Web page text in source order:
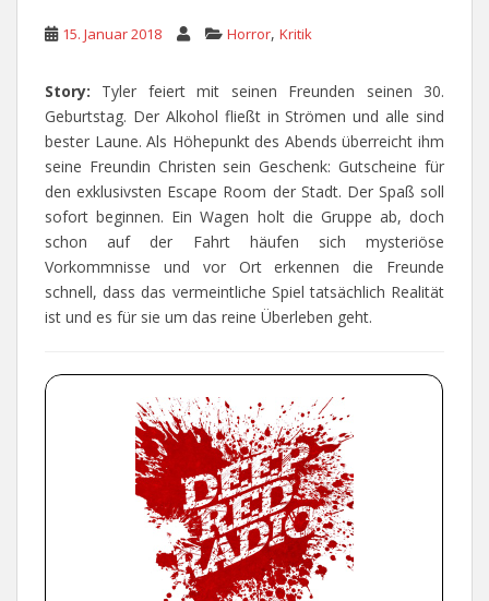
15. Januar 2018 Horror, Kritik
Story: Tyler feiert mit seinen Freunden seinen 30.
Geburtstag. Der Alkohol fließt in Strömen und alle sind
bester Laune. Als Höhepunkt des Abends überreicht ihm
seine Freundin Christen sein Geschenk: Gutscheine für
den exklusivsten Escape Room der Stadt. Der Spaß soll
sofort beginnen. Ein Wagen holt die Gruppe ab, doch
schon auf der Fahrt häufen sich mysteriöse
Vorkommnisse und vor Ort erkennen die Freunde
schnell, dass das vermeintliche Spiel tatsächlich Realität
ist und es für sie um das reine Überleben geht.